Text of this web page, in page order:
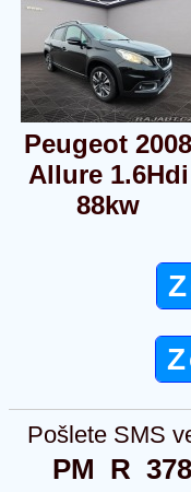
Peugeot 2008
Allure 1.6Hdi
88kw
Pošlete SMS
PM  R